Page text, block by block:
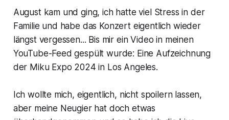
August kam und ging, ich hatte viel Stress in der
Familie und habe das Konzert eigentlich wieder
längst vergessen... Bis mir ein Video in meinen
YouTube-Feed gespült wurde: Eine Aufzeichnung
der Miku Expo 2024 in Los Angeles.
Ich wollte mich, eigentlich, nicht spoilern lassen,
aber meine Neugier hat doch etwas